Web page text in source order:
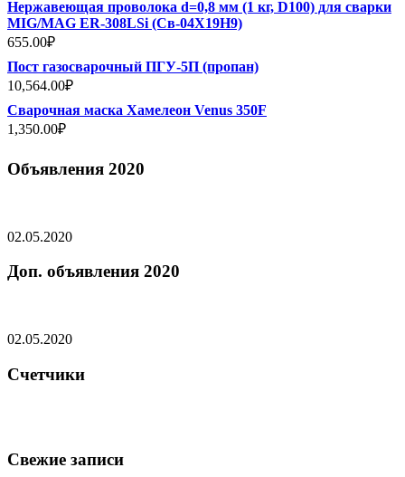
Нержавеющая проволока d=0,8 мм (1 кг, D100) для сварки
MIG/MAG ER-308LSi (Св-04Х19Н9)
655.00₽
Пост газосварочный ПГУ-5П (пропан)
10,564.00₽
Сварочная маска Хамелеон Venus 350F
1,350.00₽
Объявления 2020
02.05.2020
Доп. объявления 2020
02.05.2020
Счетчики
Свежие записи